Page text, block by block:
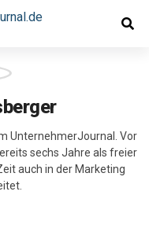
UnternehmerJournal. Vor
sechs Jahre als freier
auch in der Marketing